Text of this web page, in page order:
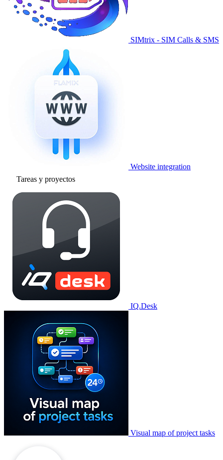
SIMtrix - SIM Calls & SMS
Website integration
Tareas y proyectos
IQ.Desk
Visual map of project tasks